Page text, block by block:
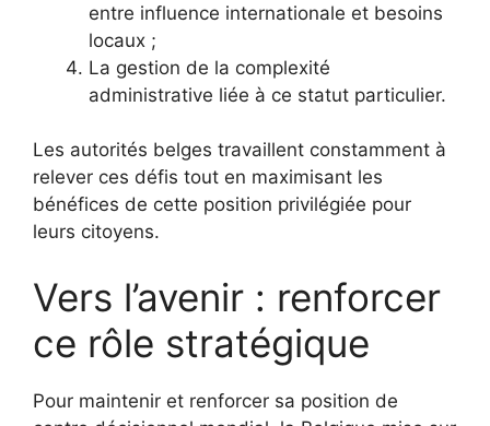
entre influence internationale et besoins
locaux ;
La gestion de la complexité
administrative liée à ce statut particulier.
Les autorités belges travaillent constamment à
relever ces défis tout en maximisant les
bénéfices de cette position privilégiée pour
leurs citoyens.
Vers l’avenir : renforcer
ce rôle stratégique
Pour maintenir et renforcer sa position de